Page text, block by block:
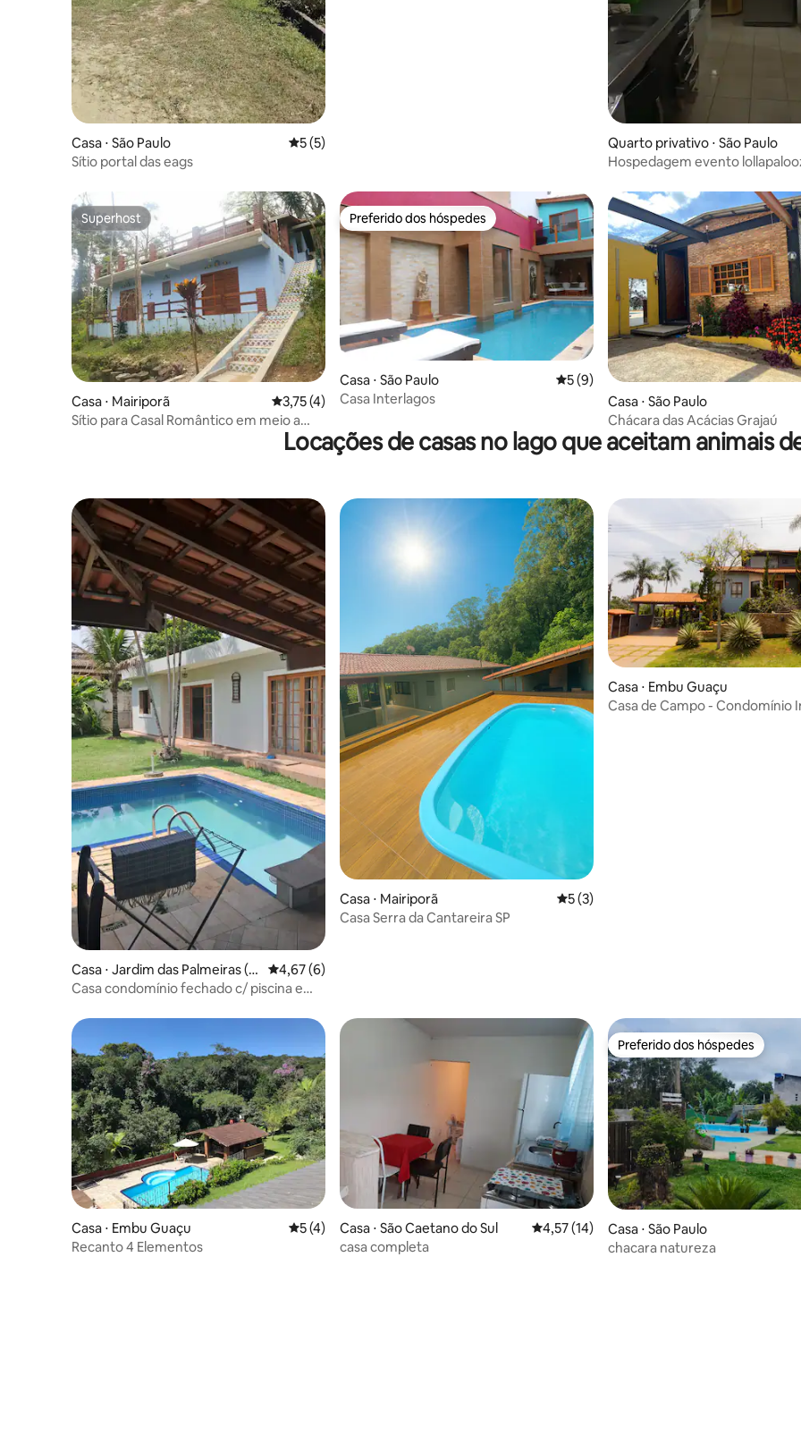
Casa ⋅ São Paulo 5 de uma avaliação média de 5, 5 avaliações
5 (5)
Sítio portal das eags
Quarto privativo ⋅ São Paulo
Hospedagem evento
Superhost
Superhost
Casa ⋅ Mairiporã 3,75 de uma avaliação média de 5, 4 avaliações
3,75 (4)
Sítio para Casal Romântico em meio a
Preferido dos hóspedes
Preferido dos hóspedes
Casa ⋅ São Paulo 5 de uma avaliação média de 5, 9
5 (9)
Casa Interlagos
Casa ⋅ São Paulo
Chácara das Acácias Grajaú
Locações de casas no lago que aceitam animais
Casa ⋅ Jardim das Palmeiras (Z
ona Sul)
4,67 de uma avaliação média de 5, 6 avaliações
4,67 (6)
Casa condomínio fechado c/ piscina e
Casa ⋅ Mairiporã 5 de uma avaliação média de 5, 3
5 (3)
Casa Serra da Cantareira SP
Casa ⋅ Embu Guaçu
Casa de Campo - Condomínio
Casa ⋅ Embu Guaçu 5 de uma avaliação média de 5, 4 avaliações
5 (4)
Recanto 4 Elementos
Casa ⋅ São Caetano do Sul 4,57 de uma avaliação média de 5, 14
4,57 (14)
casa completa
Preferido dos hóspedes
Preferido dos hóspedes
Casa ⋅ São Paulo
chacara natureza